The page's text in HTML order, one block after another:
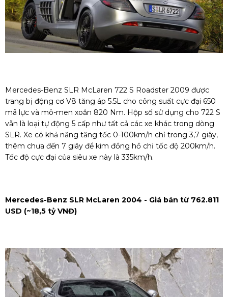
Mercedes-Benz SLR McLaren 722 S Roadster 2009 được
trang bị động cơ V8 tăng áp 5.5L cho công suất cực đại 650
mã lực và mô-men xoắn 820 Nm. Hộp số sử dụng cho 722 S
vẫn là loại tự động 5 cấp như tất cả các xe khác trong dòng
SLR. Xe có khả năng tăng tốc 0-100km/h chỉ trong 3,7 giây,
thêm chưa đến 7 giây để kim đồng hồ chỉ tốc độ 200km/h.
Tốc độ cực đại của siêu xe này là 335km/h.
Mercedes-Benz SLR McLaren 2004 - Giá bán từ 762.811
USD (~18,5 tỷ VNĐ)